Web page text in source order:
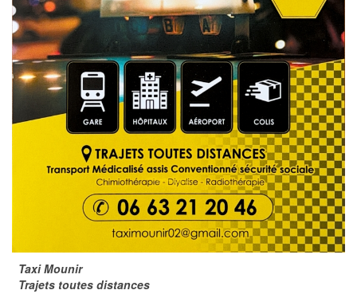
Taxi Mounir
Trajets toutes distances